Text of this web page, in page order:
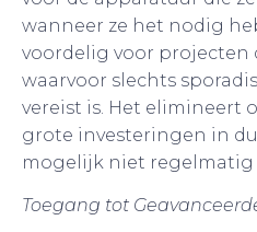
wanneer ze het nodig
voordelig voor projecten
waarvoor slechts
vereist is. Het elimineert
grote investeringen in
mogelijk niet
Toegang tot